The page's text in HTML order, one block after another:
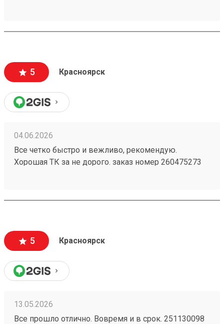
5 Красноярск
04.06.2026
Все четко быстро и вежливо, рекомендую.
Хорошая ТК за не дорого. заказ номер 260475273
5 Красноярск
13.05.2026
Все прошло отлично. Вовремя и в срок. 251130098